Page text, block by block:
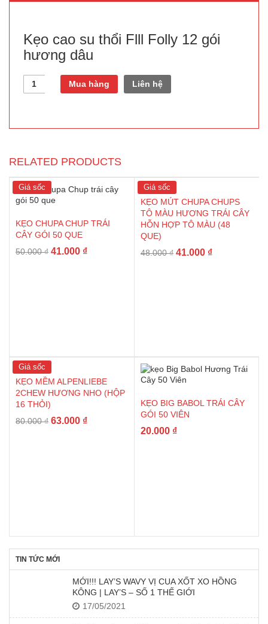
Kẹo cao su thổi Flll Folly 12 gói
hương dâu
Quantity Mua hàng Liên hệ
RELATED PRODUCTS
Giá sốc
KẸO CHUPA CHUP TRÁI
CÂY GÓI 50 QUE
50.000₫ 41.000 ₫
Giá sốc
KẸO MÚT CHUPA CHUPS
TÔ MÀU HƯƠNG TRÁI CÂY
HỖN HỢP TÔ MÀU (48
QUE)
48.000₫ 41.000 ₫
Giá sốc
KẸO MỀM ALPENLIEBE
2CHEW HƯƠNG NHO (HỘP
16 THỎI)
80.000₫ 63.000 ₫
KẸO BIG BABOL TRÁI CÂY
GÓI 50 VIÊN
20.000 ₫
TIN TỨC MỚI
MỚI!!! LAY’S WAVY VỊ CUA XỐT XO HỒNG
KÔNG | LAY’S – SỐ 1 THẾ GIỚI
17/05/2021